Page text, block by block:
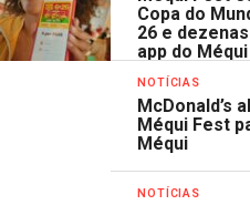
Copa do
26 e
app do Méqui
NOTÍCIAS
McDonald’s
Méqui Fest
Méqui
NOTÍCIAS